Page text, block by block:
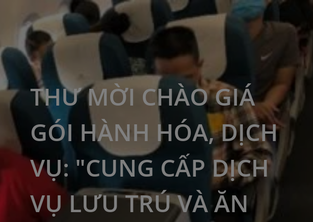
THƯ MỜI CHÀO GIÁ
GÓI HÀNH HÓA, DỊCH
VỤ: "CUNG CẤP DỊCH
VỤ LƯU TRÚ VÀ ĂN